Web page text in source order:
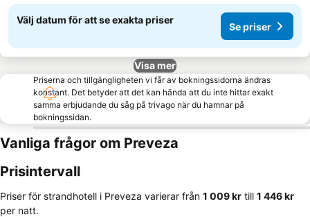
Välj datum för att se exakta priser
Se priser
Visa mer
Priserna och tillgängligheten vi får av bokningssidorna ändras
konstant. Det betyder att det kan hända att du inte hittar exakt
samma erbjudande du såg på trivago när du hamnar på
bokningssidan.
Vanliga frågor om Preveza
Prisintervall
Priser för strandhotell i Preveza varierar från ‎1 009 kr till ‎1 446 kr
per natt.